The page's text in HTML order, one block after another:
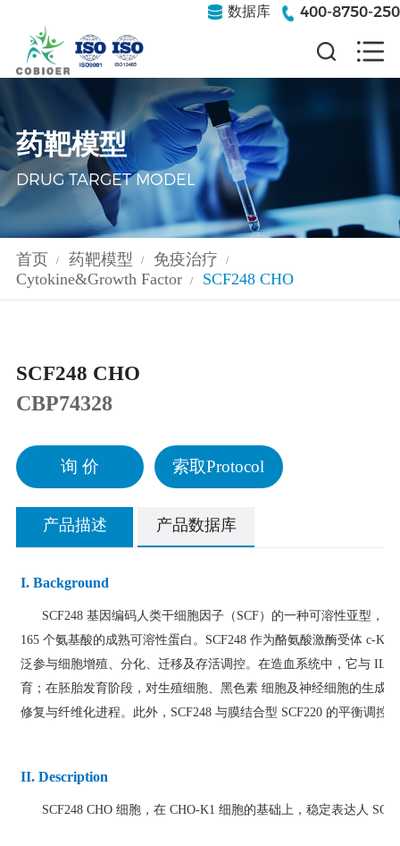
数据库 400-8750-250
药靶模型
DRUG TARGET MODEL
首页 / 药靶模型 / 免疫治疗 /
Cytokine&Growth Factor / SCF248 CHO
SCF248 CHO
CBP74328
询 价 索取Protocol
产品描述 产品数据库
I. Background
SCF248 基因编码人类干细胞因子（SCF）的一种可溶性亚型，
165 个氨基酸的成熟可溶性蛋白。SCF248 作为酪氨酸激酶受体 c-
泛参与细胞增殖、分化、迁移及存活调控。在造血系统中，它与 IL-
育；在胚胎发育阶段，对生殖细胞、黑色素 细胞及神经细胞的生成
修复与纤维化进程。此外，SCF248 与膜结合型 SCF220 的平衡调
II. Description
SCF248 CHO 细胞，在 CHO-K1 细胞的基础上，稳定表达人